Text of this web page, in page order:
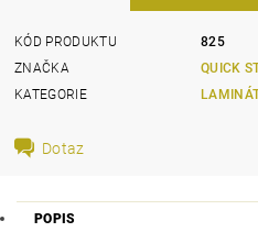
KÓD PRODUKTU
825
ZNAČKA
QUICK
KATEGORIE
Dotaz
POPIS